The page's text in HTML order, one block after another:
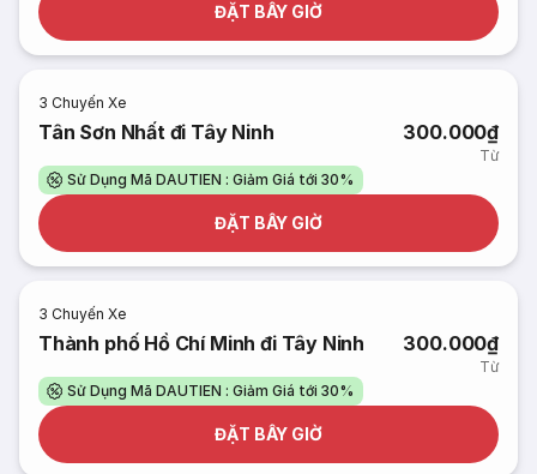
ĐẶT BÂY GIỜ
3 Chuyến Xe
Tân Sơn Nhất đi Tây Ninh 300.000₫
Từ
Sử Dụng Mã DAUTIEN : Giảm Giá tới 30%
ĐẶT BÂY GIỜ
3 Chuyến Xe
Thành phố Hồ Chí Minh đi Tây Ninh 300.000₫
Từ
Sử Dụng Mã DAUTIEN : Giảm Giá tới 30%
ĐẶT BÂY GIỜ